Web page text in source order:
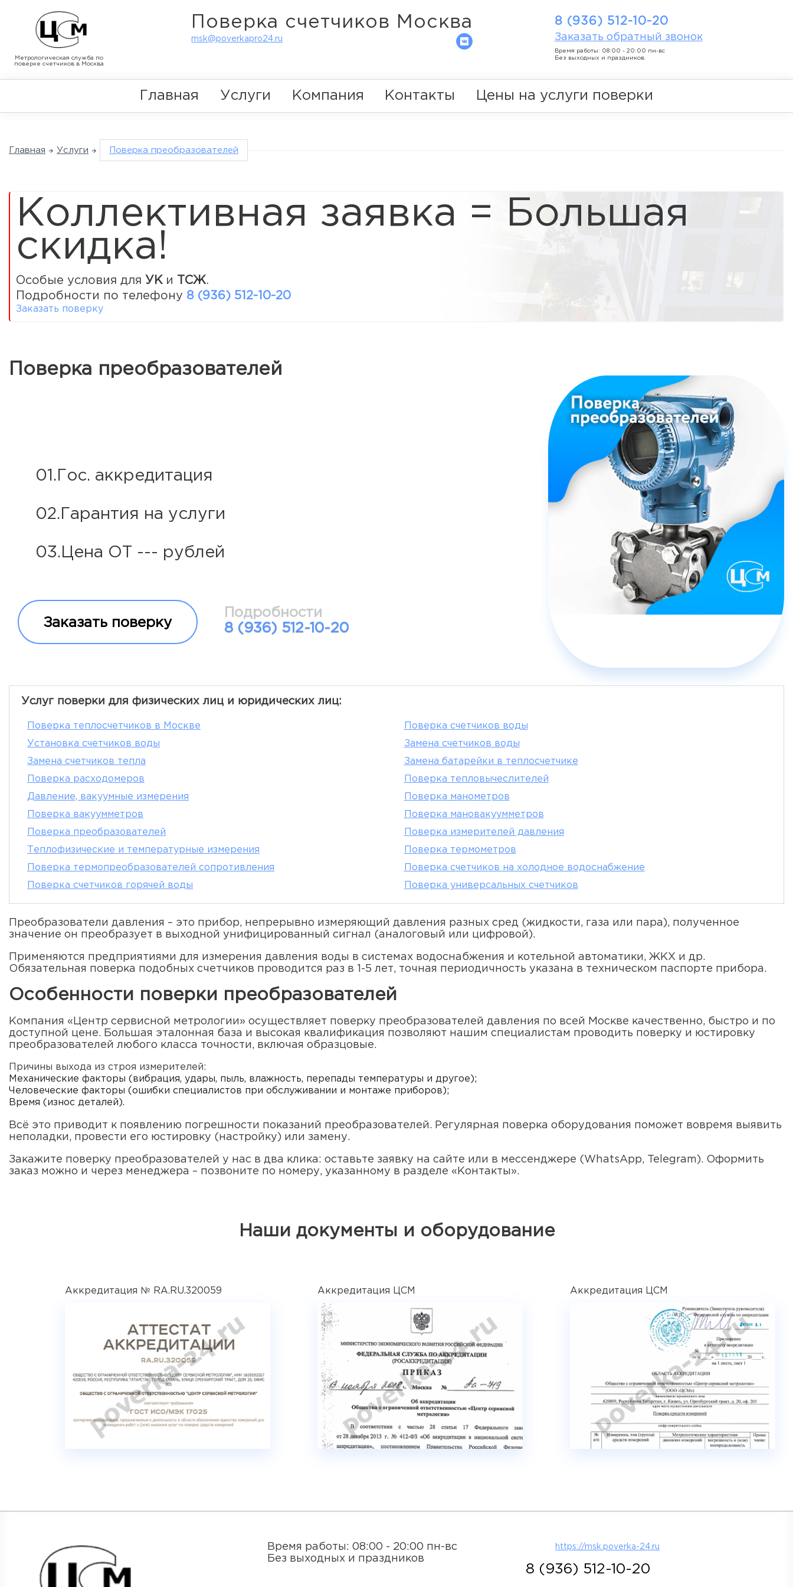
Метрологическая служба по
поверке счетчиков в Москва
Поверка счетчиков Москва
msk@poverkapro24.ru
8 (936) 512-10-20
Заказать обратный звонок
Время работы: 08:00 - 20:00 пн-вс
Без выходных и праздников
Главная Услуги Компания Контакты Цены на услуги поверки
Главная Услуги Поверка преобразователей
Коллективная заявка = Большая
скидка!
Особые условия для УК и ТСЖ.
Подробности по телефону 8 (936) 512-10-20
Заказать поверку
Поверка преобразователей
01.Гос. аккредитация
02.Гарантия на услуги
03.Цена ОТ --- рублей
Заказать поверку
Подробности
8 (936) 512-10-20
Услуг поверки для физических лиц и юридических лиц:
Поверка теплосчетчиков в Москве
Поверка счетчиков воды
Установка счетчиков воды
Замена счетчиков воды
Замена счетчиков тепла
Замена батарейки в теплосчетчике
Поверка расходомеров
Поверка тепловычеслителей
Давление, вакуумные измерения
Поверка манометров
Поверка вакуумметров
Поверка мановакуумметров
Поверка преобразователей
Поверка измерителей давления
Теплофизические и температурные измерения
Поверка термометров
Поверка термопреобразователей сопротивления
Поверка счетчиков на холодное водоснабжение
Поверка счетчиков горячей воды
Поверка универсальных счетчиков
Преобразователи давления – это прибор, непрерывно измеряющий давления разных сред (жидкости, газа или пара), полученное
значение он преобразует в выходной унифицированный сигнал (аналоговый или цифровой).
Применяются предприятиями для измерения давления воды в системах водоснабжения и котельной автоматики, ЖКХ и др.
Обязательная поверка подобных счетчиков проводится раз в 1-5 лет, точная периодичность указана в техническом паспорте прибора.
Особенности поверки преобразователей
Компания «Центр сервисной метрологии» осуществляет поверку преобразователей давления по всей Москве качественно, быстро и по
доступной цене. Большая эталонная база и высокая квалификация позволяют нашим специалистам проводить поверку и юстировку
преобразователей любого класса точности, включая образцовые.
Причины выхода из строя измерителей:
Механические факторы (вибрация, удары, пыль, влажность, перепады температуры и другое);
Человеческие факторы (ошибки специалистов при обслуживании и монтаже приборов);
Время (износ деталей).
Всё это приводит к появлению погрешности показаний преобразователей. Регулярная поверка оборудования поможет вовремя выявить
неполадки, провести его юстировку (настройку) или замену.
Закажите поверку преобразователей у нас в два клика: оставьте заявку на сайте или в мессенджере (WhatsApp, Telegram). Оформить
заказ можно и через менеджера – позвоните по номеру, указанному в разделе «Контакты».
Наши документы и оборудование
Аккредитация № RA.RU.320059 Аккредитация ЦСМ Аккредитация ЦСМ
Время работы: 08:00 - 20:00 пн-вс
Без выходных и праздников
https://msk.poverka-24.ru
8 (936) 512-10-20